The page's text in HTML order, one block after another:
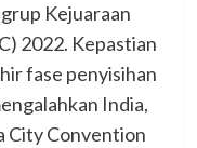
Kejuaraan
2022. Kepastian
fase penyisihan
India,
City Convention